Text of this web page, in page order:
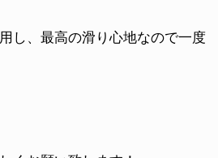
し、最高の滑り心地なので一度